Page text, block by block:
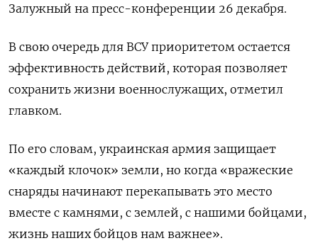
Залужный на пресс-конференции 26 декабря.
В свою очередь для ВСУ приоритетом остается
эффективность действий, которая позволяет
сохранить жизни военнослужащих, отметил
главком.
По его словам, украинская армия защищает
«каждый клочок» земли, но когда «вражеские
снаряды начинают перекапывать это место
вместе с камнями, с землей, с нашими бойцами,
жизнь наших бойцов нам важнее».